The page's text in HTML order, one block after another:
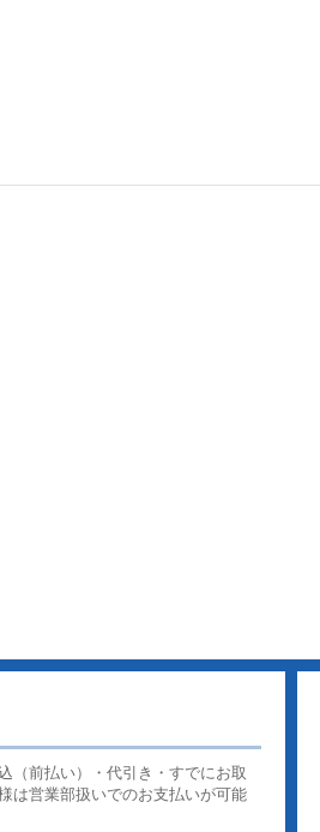
（前払い）・代引き・すでにお取
は営業部扱いでのお支払いが可能